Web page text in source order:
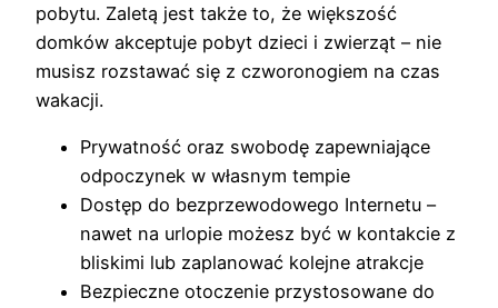
pobytu. Zaletą jest także to, że większość
domków akceptuje pobyt dzieci i zwierząt – nie
musisz rozstawać się z czworonogiem na czas
wakacji.
Prywatność oraz swobodę zapewniające
odpoczynek w własnym tempie
Dostęp do bezprzewodowego Internetu –
nawet na urlopie możesz być w kontakcie z
bliskimi lub zaplanować kolejne atrakcje
Bezpieczne otoczenie przystosowane do